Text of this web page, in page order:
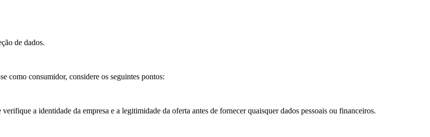
de dados.
como consumidor, considere os seguintes pontos:
a identidade da empresa e a legitimidade da oferta antes de fornecer quaisquer dados pessoais ou financeiros.